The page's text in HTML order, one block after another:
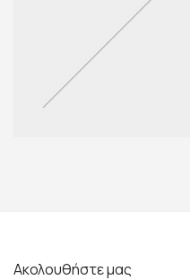
Ακολουθήστε μας